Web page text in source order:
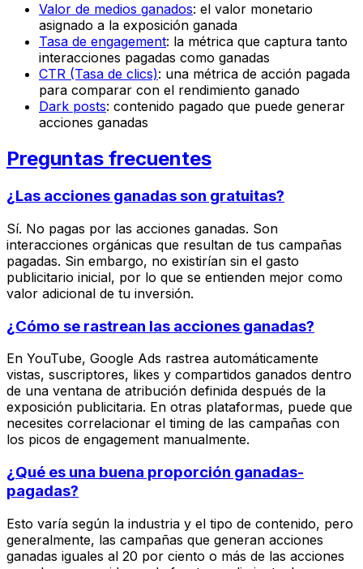
Valor de medios ganados: el valor monetario
asignado a la exposición ganada
Tasa de engagement: la métrica que captura tanto
interacciones pagadas como ganadas
CTR (Tasa de clics): una métrica de acción pagada
para comparar con el rendimiento ganado
Dark posts: contenido pagado que puede generar
acciones ganadas
Preguntas frecuentes
¿Las acciones ganadas son gratuitas?
Sí. No pagas por las acciones ganadas. Son
interacciones orgánicas que resultan de tus campañas
pagadas. Sin embargo, no existirían sin el gasto
publicitario inicial, por lo que se entienden mejor como
valor adicional de tu inversión.
¿Cómo se rastrean las acciones ganadas?
En YouTube, Google Ads rastrea automáticamente
vistas, suscriptores, likes y compartidos ganados dentro
de una ventana de atribución definida después de la
exposición publicitaria. En otras plataformas, puede que
necesites correlacionar el timing de las campañas con
los picos de engagement manualmente.
¿Qué es una buena proporción ganadas-
pagadas?
Esto varía según la industria y el tipo de contenido, pero
generalmente, las campañas que generan acciones
ganadas iguales al 20 por ciento o más de las acciones